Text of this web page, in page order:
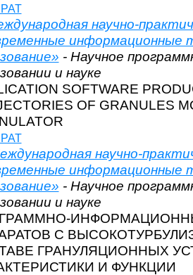
научно-
информационные
- Научное
и науке
SOFTWARE
OF GRANULES
научно-
информационные
- Научное
и науке
С
ГРАНУЛЯЦИОННЫХ
И ФУНКЦИИ